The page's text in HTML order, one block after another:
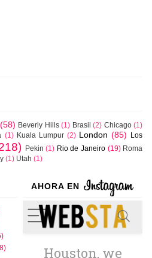
(58) Beverly Hills (1) Brasil (2) Chicago (1)
(1) Kuala Lumpur (2) London (85)
Los
Pekin (1) Rio de Janeiro (19) Roma
(1) Utah (1)
AHORA EN